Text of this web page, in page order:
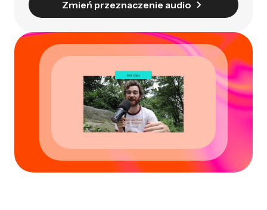
Zmień przeznaczenie audio